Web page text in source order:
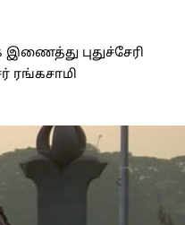
புதுச்சேரி
ரங்கசாமி